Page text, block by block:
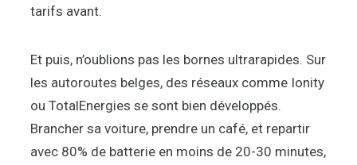
tarifs avant.
Et puis, n’oublions pas les bornes ultrarapides. Sur
les autoroutes belges, des réseaux comme Ionity
ou TotalEnergies se sont bien développés.
Brancher sa voiture, prendre un café, et repartir
avec 80% de batterie en moins de 20-30 minutes,